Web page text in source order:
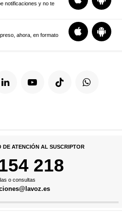
notificaciones y no te
ahora, en formato
DE ATENCIÓN AL SUSCRIPTOR
218
o consultas